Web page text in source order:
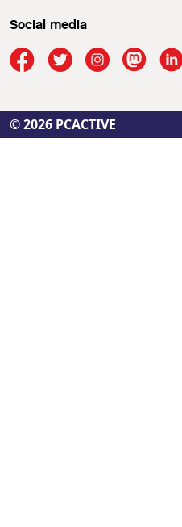
Social media
© 2026 PCACTIVE